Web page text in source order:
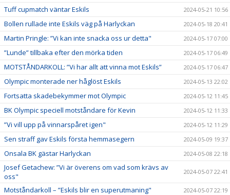
Tuff cupmatch väntar Eskils 2024-05-21 10:56
Bollen rullade inte Eskils väg på Harlyckan 2024-05-18 20:41
Martin Pringle: ”Vi kan inte snacka oss ur detta" 2024-05-17 07:00
”Lunde” tillbaka efter den mörka tiden 2024-05-17 06:49
MOTSTÅNDARKOLL: ”Vi har allt att vinna mot Eskils” 2024-05-17 06:47
Olympic monterade ner håglöst Eskils 2024-05-13 22:02
Fortsatta skadebekymmer mot Olympic 2024-05-12 11:45
BK Olympic speciell motståndare för Kevin 2024-05-12 11:33
”Vi vill upp på vinnarspåret igen" 2024-05-12 11:29
Sen straff gav Eskils första hemmasegern 2024-05-09 19:37
Onsala BK gästar Harlyckan 2024-05-08 22:18
Josef Getachew: ”Vi är överens om vad som krävs av
oss"
2024-05-07 22:41
Motståndarkoll – ”Eskils blir en superutmaning" 2024-05-07 22:19